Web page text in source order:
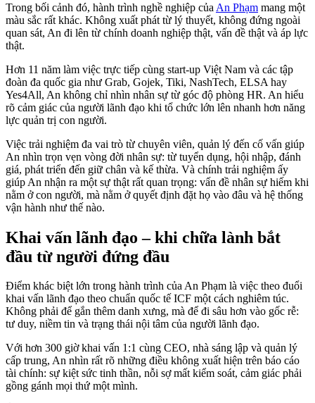
Trong bối cảnh đó, hành trình nghề nghiệp của An Phạm mang một
màu sắc rất khác. Không xuất phát từ lý thuyết, không đứng ngoài
quan sát, An đi lên từ chính doanh nghiệp thật, vấn đề thật và áp lực
thật.
Hơn 11 năm làm việc trực tiếp cùng start-up Việt Nam và các tập
đoàn đa quốc gia như Grab, Gojek, Tiki, NashTech, ELSA hay
Yes4All, An không chỉ nhìn nhân sự từ góc độ phòng HR. An hiểu
rõ cảm giác của người lãnh đạo khi tổ chức lớn lên nhanh hơn năng
lực quản trị con người.
Việc trải nghiệm đa vai trò từ chuyên viên, quản lý đến cố vấn giúp
An nhìn trọn vẹn vòng đời nhân sự: từ tuyển dụng, hội nhập, đánh
giá, phát triển đến giữ chân và kế thừa. Và chính trải nghiệm ấy
giúp An nhận ra một sự thật rất quan trọng: vấn đề nhân sự hiếm khi
nằm ở con người, mà nằm ở quyết định đặt họ vào đâu và hệ thống
vận hành như thế nào.
Khai vấn lãnh đạo – khi chữa lành bắt
đầu từ người đứng đầu
Điểm khác biệt lớn trong hành trình của An Phạm là việc theo đuổi
khai vấn lãnh đạo theo chuẩn quốc tế ICF một cách nghiêm túc.
Không phải để gắn thêm danh xưng, mà để đi sâu hơn vào gốc rễ:
tư duy, niềm tin và trạng thái nội tâm của người lãnh đạo.
Với hơn 300 giờ khai vấn 1:1 cùng CEO, nhà sáng lập và quản lý
cấp trung, An nhìn rất rõ những điều không xuất hiện trên báo cáo
tài chính: sự kiệt sức tinh thần, nỗi sợ mất kiểm soát, cảm giác phải
gồng gánh mọi thứ một mình.